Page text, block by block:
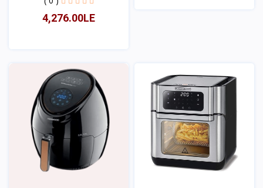
4,276.00LE